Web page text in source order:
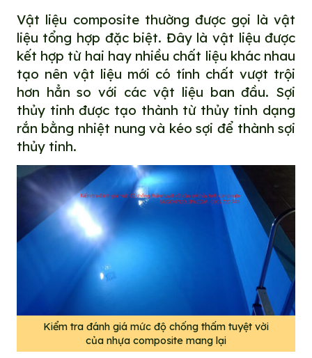
Vật liệu composite thường được gọi là vật
liệu tổng hợp đặc biệt. Đây là vật liệu được
kết hợp từ hai hay nhiều chất liệu khác nhau
tạo nên vật liệu mới có tính chất vượt trội
hơn hẳn so với các vật liệu ban đầu. Sợi
thủy tinh được tạo thành từ thủy tinh dạng
rắn bằng nhiệt nung và kéo sợi để thành sợi
thủy tinh.
Kiểm tra đánh giá mức độ chống thấm tuyệt vời
của nhựa composite mang lại